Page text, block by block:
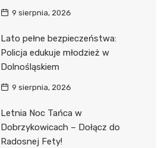
9 sierpnia, 2026
Lato pełne bezpieczeństwa:
Policja edukuje młodzież w
Dolnośląskiem
9 sierpnia, 2026
Letnia Noc Tańca w
Dobrzykowicach – Dołącz do
Radosnej Fety!